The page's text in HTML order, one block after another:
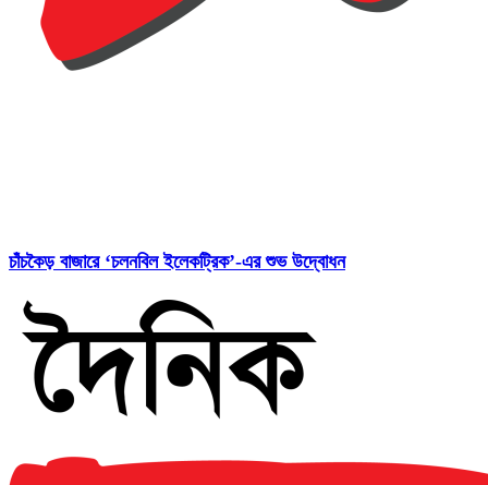
চাঁচকৈড় বাজারে ‘চলনবিল ইলেকট্রিক’-এর শুভ উদ্বোধন